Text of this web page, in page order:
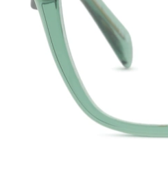
45 mm
Glashöhe